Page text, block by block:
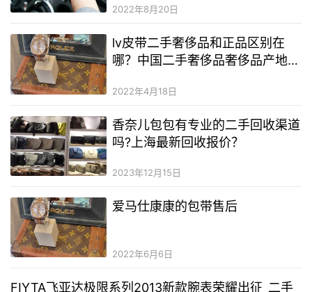
2022年8月20日
lv皮带二手奢侈品和正品区别在
哪？中国二手奢侈品奢侈品产地在
2022年4月18日
香奈儿包包有专业的二手回收渠道
吗?上海最新回收报价？
2023年12月15日
爱马仕康康的包带售后
2022年6月6日
FIYTA飞亚达极限系列2013新款腕表荣耀出征_二手